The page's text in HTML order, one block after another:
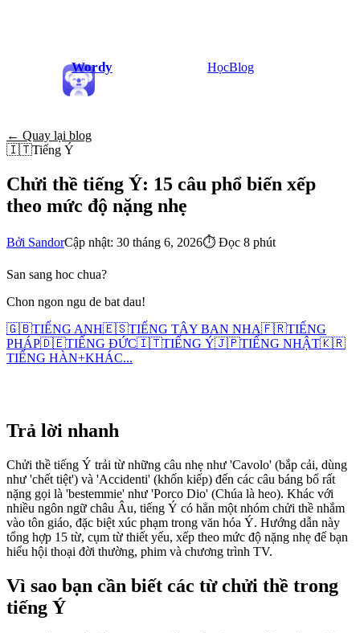
Wordy HọcBlog
← Quay lại blog
🇮🇹Tiếng Ý
Chửi thề tiếng Ý: 15 câu phổ biến xếp
theo mức độ nặng nhẹ
Bởi SandorCập nhật: 30 tháng 6, 2026⏱ Đọc 8 phút
San sang hoc chua?
Chon ngon ngu de bat dau!
🇬🇧TIẾNG ANH🇪🇸TIẾNG TÂY BAN NHA🇫🇷TIẾNG
PHÁP🇩🇪TIẾNG ĐỨC🇮🇹TIẾNG Ý🇯🇵TIẾNG NHẬT🇰🇷
TIẾNG HÀN+KHÁC...
Trả lời nhanh
Chửi thề tiếng Ý trải từ những câu nhẹ như 'Cavolo' (bắp cải, dùng
như 'chết tiệt') và 'Accidenti' (khốn kiếp) đến các câu báng bổ rất
nặng gọi là 'bestemmie' như 'Porco Dio' (Chúa là heo). Khác với
nhiều ngôn ngữ châu Âu, tiếng Ý có hẳn một nhóm chửi thề nhắm
vào tôn giáo, đặc biệt xúc phạm trong văn hóa Ý. Hướng dẫn này
tổng hợp 15 từ, cụm từ thiết yếu, xếp theo mức độ nặng nhẹ để bạn
hiểu hội thoại đời thường, phim và chương trình TV.
Vì sao bạn cần biết các từ chửi thề trong
tiếng Ý